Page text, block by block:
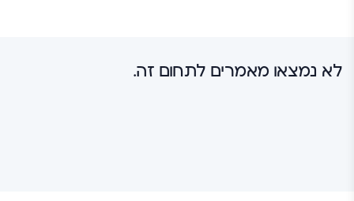
לא נמצאו מאמרים לתחום זה.